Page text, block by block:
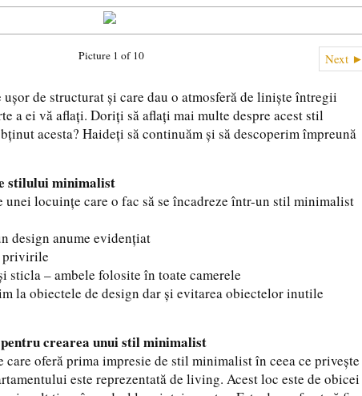
Next ►
Picture 1 of 10
ușor de structurat și care dau o atmosferă de liniște întregii
a ei vă aflați. Doriți să aflați mai multe despre acest stil
acesta? Haideți să continuăm și să descoperim împreună
stilului minimalist
locuințe care o fac să se încadreze într-un stil minimalist
design anume evidențiat
privirile
sticla – ambele folosite în toate camerele
la obiectele de design dar și evitarea obiectelor inutile
crearea unui stil minimalist
oferă prima impresie de stil minimalist în ceea ce privește
este reprezentată de living. Acest loc este de obicei